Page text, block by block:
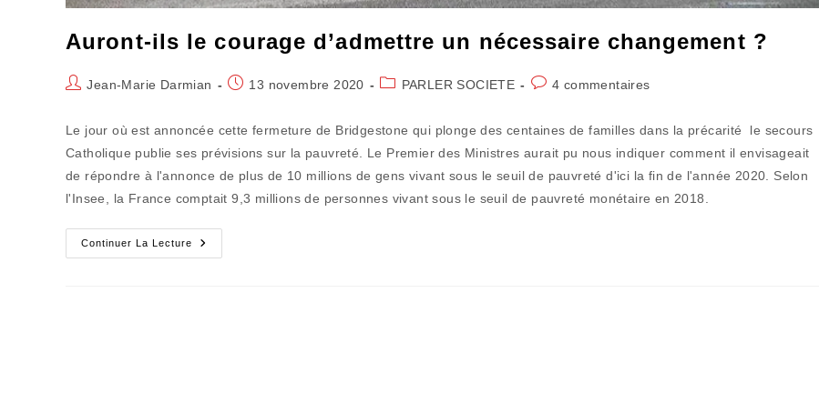
Auront-ils le courage d’admettre un nécessaire changement ?
Auteur/autrice
publication :
Jean-Marie Darmian
Publication
13 novembre 2020
PostPARLER SOCIETE
Commentaires
4 commentaires
Le jour où est annoncée cette fermeture de Bridgestone qui plonge des centaines de familles dans la précarité le secours
Catholique publie ses prévisions sur la pauvreté. Le Premier des Ministres aurait pu nous indiquer comment il envisageait
de répondre à l'annonce de plus de 10 millions de gens vivant sous le seuil de pauvreté d'ici la fin de l'année 2020. Selon
l'Insee, la France comptait 9,3 millions de personnes vivant sous le seuil de pauvreté monétaire en 2018.
Continuer La Lecture
Auront-
Ils